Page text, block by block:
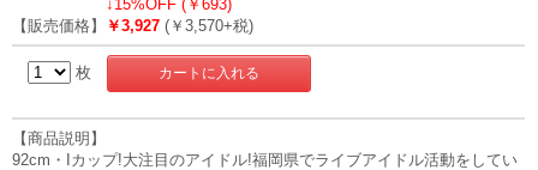
↓ 15%OFF (￥693)
【販売価格】
￥3,927 (￥3,570+税)
枚
【商品説明】
92cm・Iカップ!大注目のアイドル!福岡県でライブアイドル活動をしてい